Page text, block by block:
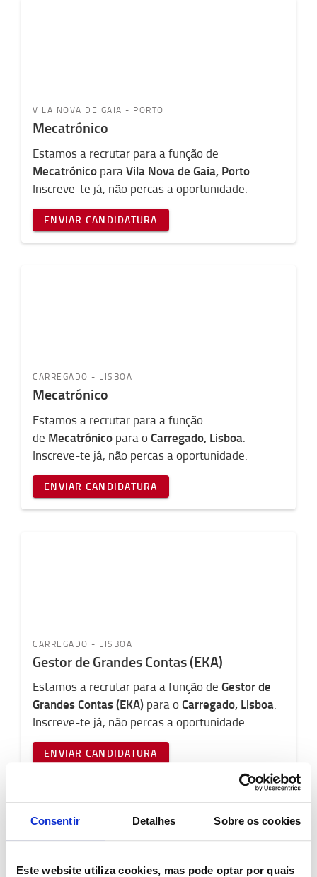
Consentir Detalhes Sobre os cookies
Este website utiliza cookies, mas pode optar por quais
VILA NOVA DE GAIA - PORTO
Mecatrónico
Estamos a recrutar para a função de
Mecatrónico para Vila Nova de Gaia, Porto
Inscreve-te já, não percas a oportunidade.
ENVIAR CANDIDATURA
CARREGADO - LISBOA
Mecatrónico
Estamos a recrutar para a função
de Mecatrónico para oCarregado, Lisboa.
Inscreve-te já, não percas a oportunidade.
ENVIAR CANDIDATURA
CARREGADO - LISBOA
Gestor de Grandes Contas (EKA)
Estamos a recrutar para a função de Gestor de
Grandes Contas (EKA) para oCarregado, Lisboa.
Inscreve-te já, não percas a oportunidade.
ENVIAR CANDIDATURA